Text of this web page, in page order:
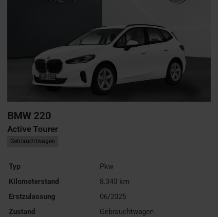
BMW 220
Active Tourer
Gebrauchtwagen
Typ
Pkw
Kilometerstand
8.340 km
Erstzulassung
06/2025
Zustand
Gebrauchtwagen